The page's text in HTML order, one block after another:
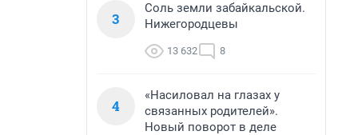
3
Соль земли забайкальской.
Нижегородцевы
13 632 8
4
«Насиловал на глазах у
связанных родителей».
Новый поворот в деле